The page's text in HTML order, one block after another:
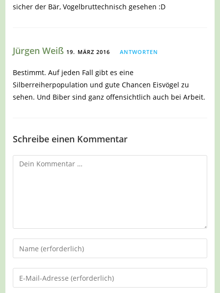
sicher der Bär, Vogelbruttechnisch gesehen :D
Jürgen Weiß 19. MÄRZ 2016 ANTWORTEN
Bestimmt. Auf jeden Fall gibt es eine
Silberreiherpopulation und gute Chancen Eisvögel zu
sehen. Und Biber sind ganz offensichtlich auch bei Arbeit.
Schreibe einen Kommentar
Kommentar
Gib
deinen
Namen
oder
Gib
deine